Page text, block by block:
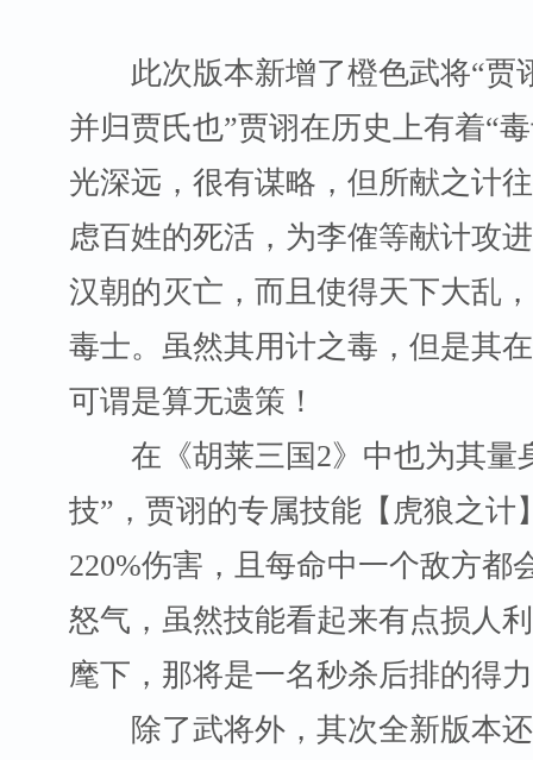
此次版本新增了橙色武将“贾
并归贾氏也”贾诩在历史上有着“
光深远，很有谋略，但所献之计
虑百姓的死活，为李傕等献计攻
汉朝的灭亡，而且使得天下大乱
毒士。虽然其用计之毒，但是其
可谓是算无遗策！
在《胡莱三国2》中也为其量
技”，贾诩的专属技能【虎狼之计
220%伤害，且每命中一个敌方都
怒气，虽然技能看起来有点损人
麾下，那将是一名秒杀后排的得
除了武将外，其次全新版本还